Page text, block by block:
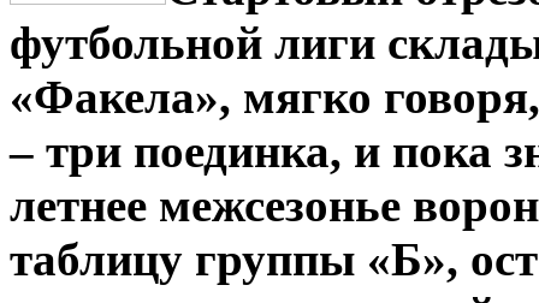
футбольной лиги
«Факела», мягко
– три поединка, и пока
летнее межсезонье
таблицу группы «Б»,